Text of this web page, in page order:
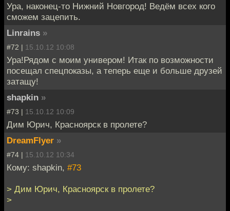
Ура, наконец-то Нижний Новгород! Ведём всех кого
сможем зацепить.
Linrains »
#72 | 15.10.12 10:08
Ура!Рядом с моим универом! Итак по возможности
посещал спецпоказы, а теперь еще и больше друзей
затащу!
shapkin »
#73 | 15.10.12 10:09
Дим Юрич, Красноярск в пролете?
DreamFlyer »
#74 | 15.10.12 10:34
Кому: shapkin, #73
> Дим Юрич, Красноярск в пролете?
>